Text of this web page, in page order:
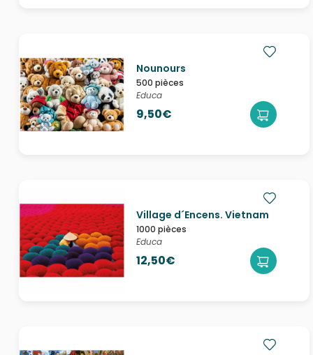
Nounours
500 pièces
Educa
9,50€
Village d´Encens. Vietnam
1000 pièces
Educa
12,50€